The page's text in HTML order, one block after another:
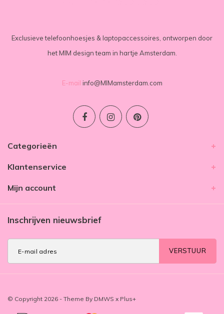
Exclusieve telefoonhoesjes & laptopaccessoires, ontworpen door
het MIM design team in hartje Amsterdam.
E-mail info@MIMamsterdam.com
Categorieën
Klantenservice
Mijn account
Inschrijven nieuwsbrief
VERSTUUR
© Copyright 2026 - Theme By DMWS x Plus+